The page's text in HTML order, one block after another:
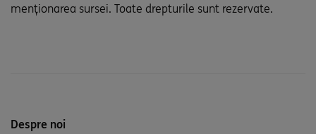
menționarea sursei. Toate drepturile sunt rezervate.
Despre noi